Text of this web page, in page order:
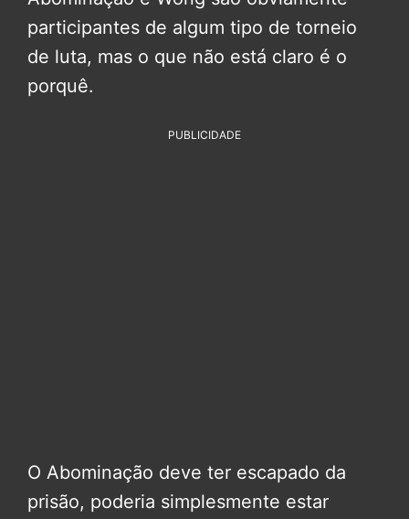
participantes de algum tipo de torneio
de luta, mas o que não está claro é o
porquê.
PUBLICIDADE
O Abominação deve ter escapado da
prisão, poderia simplesmente estar